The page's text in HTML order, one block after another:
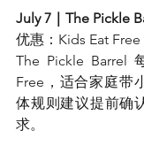
July 7｜The Pickle
优惠：Kids Eat Free
The Pickle Barrel
Free，适合家庭带
体规则建议提前确
求。